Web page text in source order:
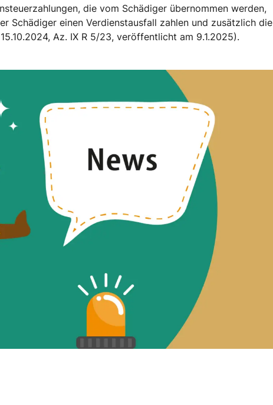
die vom Schädiger übernommen werden,
Schädiger einen Verdienstausfall zahlen und zusätzlich die
Az. IX R 5/23, veröffentlicht am 9.1.2025).